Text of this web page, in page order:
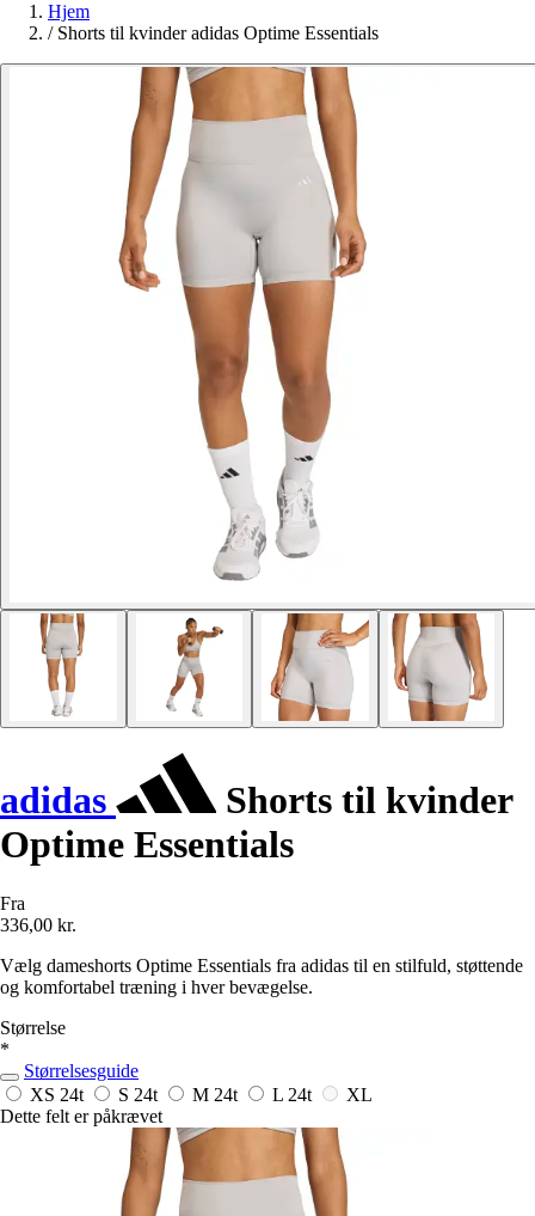
Hjem
/ Shorts til kvinder adidas Optime Essentials
adidas
Shorts til kvinder
Optime Essentials
Fra
336,00 kr.
Vælg dameshorts Optime Essentials fra adidas til en stilfuld, støttende
og komfortabel træning i hver bevægelse.
Størrelse
*
Størrelsesguide
XS 24t S 24t M 24t L 24t
XL
Dette felt er påkrævet